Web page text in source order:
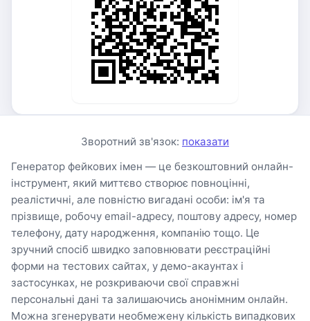
Зворотний зв'язок: показати
Генератор фейкових імен — це безкоштовний онлайн-
інструмент, який миттєво створює повноцінні,
реалістичні, але повністю вигадані особи: ім'я та
прізвище, робочу email-адресу, поштову адресу, номер
телефону, дату народження, компанію тощо. Це
зручний спосіб швидко заповнювати реєстраційні
форми на тестових сайтах, у демо-акаунтах і
застосунках, не розкриваючи свої справжні
персональні дані та залишаючись анонімним онлайн.
Можна згенерувати необмежену кількість випадкових